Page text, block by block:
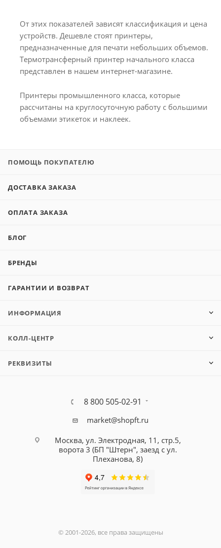
От этих показателей зависят классификация и цена
устройств. Дешевле стоят принтеры,
предназначенные для печати небольших объемов.
Термотрансферный принтер начального класса
представлен в нашем интернет-магазине.
Принтеры промышленного класса, которые
рассчитаны на круглосуточную работу с большими
объемами этикеток и наклеек.
ПОМОЩЬ ПОКУПАТЕЛЮ
ДОСТАВКА ЗАКАЗА
ОПЛАТА ЗАКАЗА
БЛОГ
БРЕНДЫ
ГАРАНТИИ И ВОЗВРАТ
ИНФОРМАЦИЯ
КОЛЛ-ЦЕНТР
РЕКВИЗИТЫ
8 800 505-02-91
market@shopft.ru
Москва, ул. Электродная, 11, стр.5,
ворота 3 (БП "Штерн", заезд с ул.
Плеханова, 8)
© 2001-2026, все права защищены